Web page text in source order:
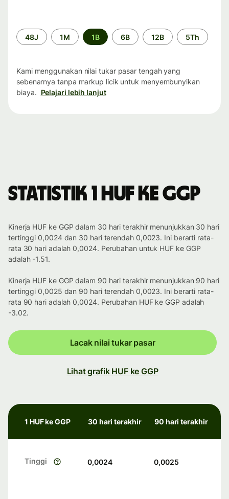
Periode
waktu
48J 1M 1B 6B 12B 5Th
Kami menggunakan nilai tukar pasar tengah yang
sebenarnya tanpa markup licik untuk menyembunyikan
biaya. Pelajari lebih lanjut
Statistik 1 HUF ke GGP
Kinerja HUF ke GGP dalam 30 hari terakhir menunjukkan 30 hari
tertinggi 0,0024 dan 30 hari terendah 0,0023. Ini berarti rata-
rata 30 hari adalah 0,0024. Perubahan untuk HUF ke GGP
adalah -1.51.
Kinerja HUF ke GGP dalam 90 hari terakhir menunjukkan 90 hari
tertinggi 0,0025 dan 90 hari terendah 0,0023. Ini berarti rata-
rata 90 hari adalah 0,0024. Perubahan HUF ke GGP adalah
-3.02.
Lacak nilai tukar pasar
Lihat grafik HUF ke GGP
1 HUF ke GGP 30 hari terakhir 90 hari terakhir
Tinggi 0,0024 0,0025